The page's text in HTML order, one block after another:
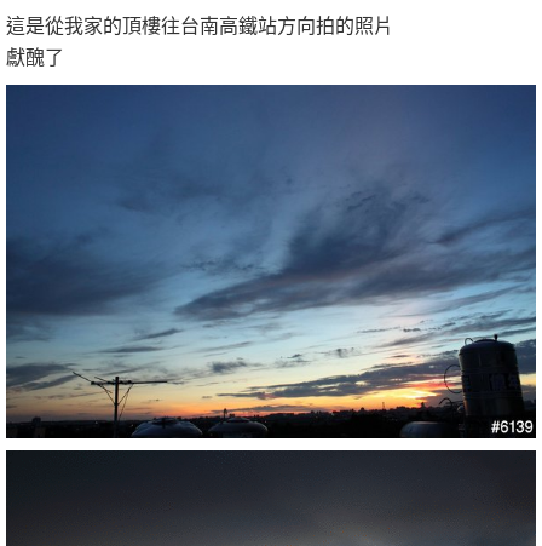
這是從我家的頂樓往台南高鐵站方向拍的照片
獻醜了